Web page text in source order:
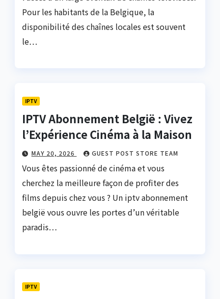
Pour les habitants de la Belgique, la
disponibilité des chaînes locales est souvent
le…
IPTV
IPTV Abonnement België : Vivez
l’Expérience Cinéma à la Maison
MAY 20, 2026 GUEST POST STORE TEAM
Vous êtes passionné de cinéma et vous
cherchez la meilleure façon de profiter des
films depuis chez vous ? Un iptv abonnement
belgië vous ouvre les portes d’un véritable
paradis…
IPTV